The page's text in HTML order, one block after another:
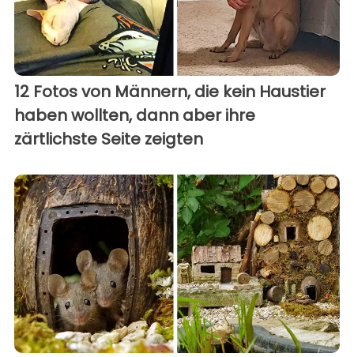
12 Fotos von Männern, die kein Haustier
haben wollten, dann aber ihre
zärtlichste Seite zeigten